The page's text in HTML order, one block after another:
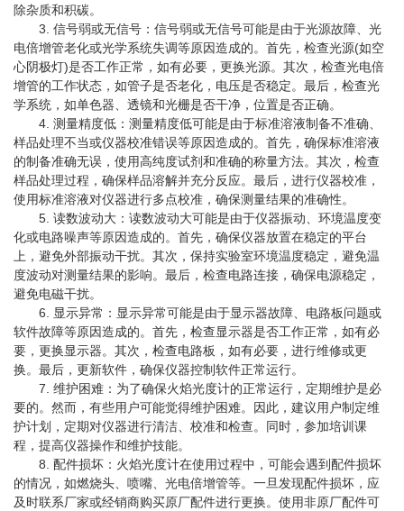
除杂质和积碳。
3. 信号弱或无信号：信号弱或无信号可能是由于光源故障、光
电倍增管老化或光学系统失调等原因造成的。首先，检查光源(如空
心阴极灯)是否工作正常，如有必要，更换光源。其次，检查光电倍
增管的工作状态，如管子是否老化，电压是否稳定。最后，检查光
学系统，如单色器、透镜和光栅是否干净，位置是否正确。
4. 测量精度低：测量精度低可能是由于标准溶液制备不准确、
样品处理不当或仪器校准错误等原因造成的。首先，确保标准溶液
的制备准确无误，使用高纯度试剂和准确的称量方法。其次，检查
样品处理过程，确保样品溶解并充分反应。最后，进行仪器校准，
使用标准溶液对仪器进行多点校准，确保测量结果的准确性。
5. 读数波动大：读数波动大可能是由于仪器振动、环境温度变
化或电路噪声等原因造成的。首先，确保仪器放置在稳定的平台
上，避免外部振动干扰。其次，保持实验室环境温度稳定，避免温
度波动对测量结果的影响。最后，检查电路连接，确保电源稳定，
避免电磁干扰。
6. 显示异常：显示异常可能是由于显示器故障、电路板问题或
软件故障等原因造成的。首先，检查显示器是否工作正常，如有必
要，更换显示器。其次，检查电路板，如有必要，进行维修或更
换。最后，更新软件，确保仪器控制软件正常运行。
7. 维护困难：为了确保火焰光度计的正常运行，定期维护是必
要的。然而，有些用户可能觉得维护困难。因此，建议用户制定维
护计划，定期对仪器进行清洁、校准和检查。同时，参加培训课
程，提高仪器操作和维护技能。
8. 配件损坏：火焰光度计在使用过程中，可能会遇到配件损坏
的情况，如燃烧头、喷嘴、光电倍增管等。一旦发现配件损坏，应
及时联系厂家或经销商购买原厂配件进行更换。使用非原厂配件可